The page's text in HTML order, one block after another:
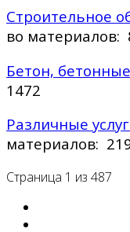
Строительное
во материалов:
Бетон,
1472
Различные
материалов:
Страница 1 из 487